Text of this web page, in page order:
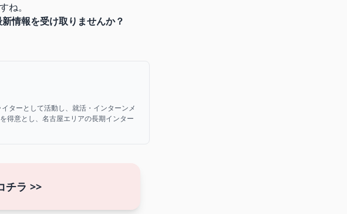
ね。
情報を受け取りませんか？
ターとして活動し、就活・インターンメ
得意とし、名古屋エリアの長期インター
チラ >>